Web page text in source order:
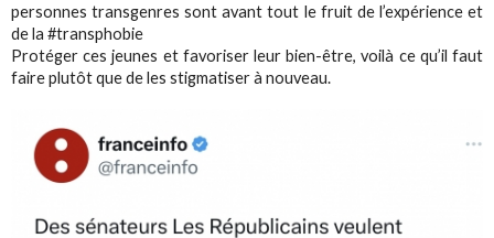
personnes transgenres sont avant tout le fruit de l’expérience et
de la #transphobie
Protéger ces jeunes et favoriser leur bien-être, voilà ce qu’il faut
faire plutôt que de les stigmatiser à nouveau.